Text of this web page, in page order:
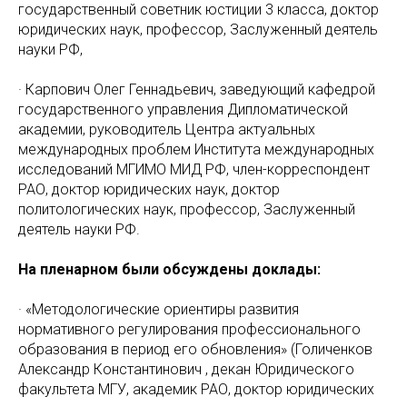
государственный советник юстиции 3 класса, доктор
юридических наук, профессор, Заслуженный деятель
науки PФ,
· Карпович Олег Геннадьевич, заведующий кафедрой
государственного управления Дипломатической
академии, руководитель Центра актуальных
международных проблем Института международных
исследований МГИМО МИД РФ, член-корреспондент
РАО, доктор юридических наук, доктор
политологических наук, профессор, Заслуженный
деятель науки РФ.
На пленарном были обсуждены доклады:
· «Методологические ориентиры развития
нормативного регулирования профессионального
образования в период его обновления» (Голиченков
Александр Константинович , декан Юридического
факультета МГУ, академик РАО, доктор юридических